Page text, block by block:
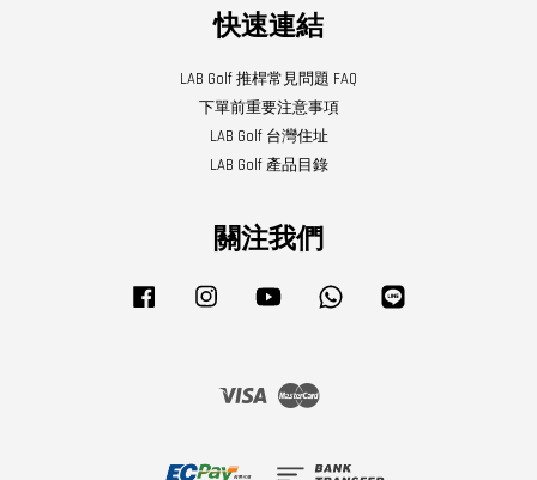
快速連結
LAB Golf 推桿常見問題 FAQ
下單前重要注意事項
LAB Golf 台灣住址
LAB Golf 產品目錄
關注我們
Facebook Instagram YouTube Whatsapp
Visa Master